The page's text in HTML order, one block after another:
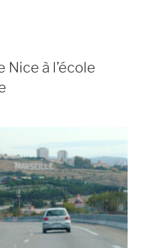
Nice à l’école